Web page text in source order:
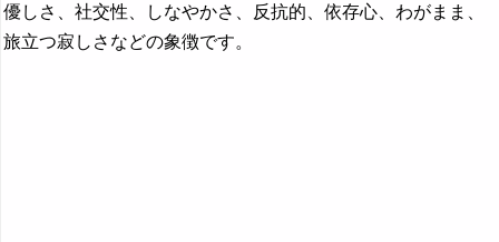
ムカデの夢の夢占い
ムクドリの夢の夢占い
優しさ、社交性、しなやかさ、反抗的、依存心、わがまま、
旅立つ寂しさなどの象徴です。